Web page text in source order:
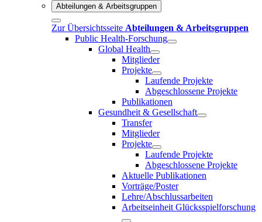
Abteilungen & Arbeitsgruppen
Zur Übersichtsseite Abteilungen & Arbeitsgruppen
Public Health-Forschung
Global Health
Mitglieder
Projekte
Laufende Projekte
Abgeschlossene Projekte
Publikationen
Gesundheit & Gesellschaft
Transfer
Mitglieder
Projekte
Laufende Projekte
Abgeschlossene Projekte
Aktuelle Publikationen
Vorträge/Poster
Lehre/Abschlussarbeiten
Arbeitseinheit Glücksspielforschung